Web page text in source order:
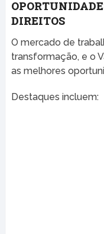
DIREITOS
O mercado de
transformação, e o
as melhores
Destaques incluem: